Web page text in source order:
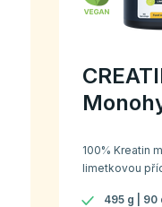
100% Kreatin
limetkovou
495 g | 90